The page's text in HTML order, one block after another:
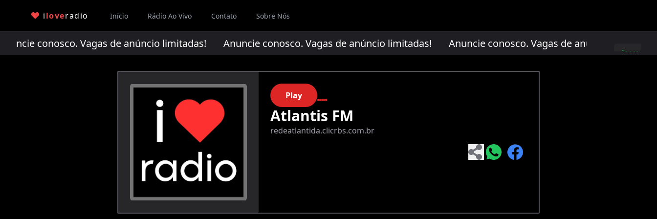
iloveradio Início Rádio Ao Vivo Contato Sobre Nós
conosco. Vagas de anúncio limitadas!Anuncie conosco. Vagas de anúncio limitadas!Anuncie conosco. Vagas de anúncio limitadas!
Inscreva-
Play
Atlantis FM
redeatlantida.clicrbs.com.br